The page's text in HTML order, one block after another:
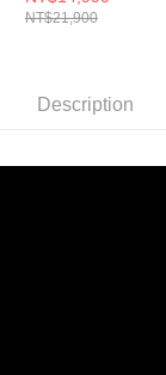
NT$21,900
Description